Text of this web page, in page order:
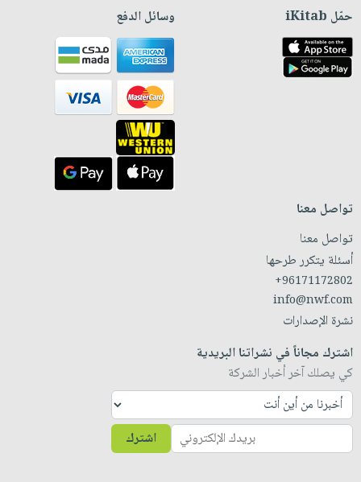
حمّل iKitab وسائل الدفع
تواصل معنا
تواصل معنا
أسئلة يتكرر طرحها
+96171172802
info@nwf.com
نشرة الإصدارات
اشترك مجاناً في نشراتنا البريدية
كي يصلك آخر أخبار الشركة
اشترك